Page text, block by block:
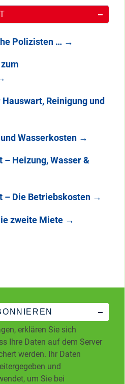
Polizisten … →
Reinigung und
Wasserkosten →
– Heizung, Wasser &
– Die Betriebskosten →
zweite Miete →
erklären Sie sich
Ihre Daten auf dem Server
werden. Ihr Daten
und
um Sie bei